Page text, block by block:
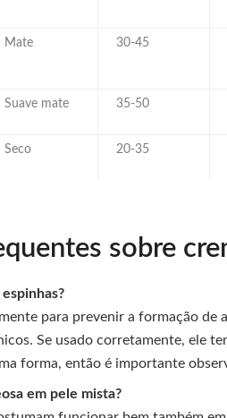
Mate 30-45
Suave mate 35-50
Seco 20-35
sobre
para prevenir a formação de
Se usado corretamente, ele
forma, então é importante
em pele mista?